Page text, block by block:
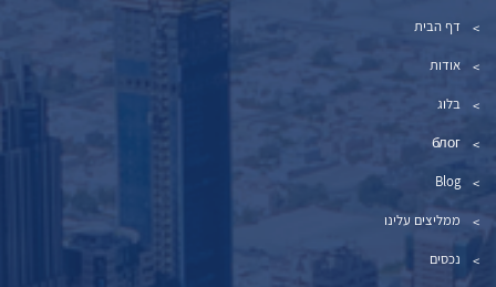
דף הבית
אודות
בלוג
блог
Blog
ממליצים עלינו
נכסים